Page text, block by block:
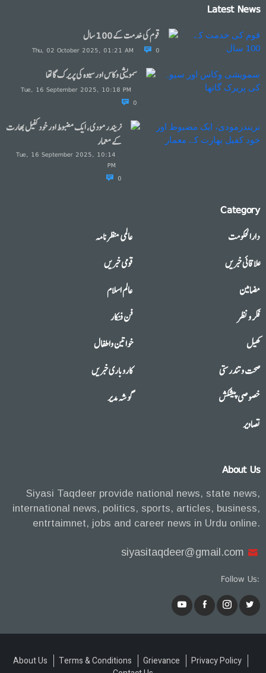
Latest News
قوم کی خدمت کے 100 سال
Thu, 02 October 2025, 01:21 AM 0
سمویشی وکاس اور سیوہ کی پریرک گاتھا
Tue, 16 September 2025, 10:18 PM
0
نریندرمودی، ایک مضبوط اور خود کفیل بھارت
کے معمار
Tue, 16 September 2025, 10:14
PM
0
Category
دارالحکومت
عالمی منظرنامہ
علاقائی خبریں
قومی خبریں
مضامین
عالم اسلام
فکر و نظر
فن فنکار
کھیل
خواتین واطفال
صحت وتندرستی
کاروباری خبریں
خصوصی پیشکش
گوشہ مدیر
تصاویر
About Us
Siyasi Taqdeer provide national news, state news,
international news, politics, sports, articles, business,
entrtaimnet, jobs and career news in Urdu online.
siyasitaqdeer@gmail.com
Follow Us:
About Us Terms & Conditions Grievance
Privacy Policy